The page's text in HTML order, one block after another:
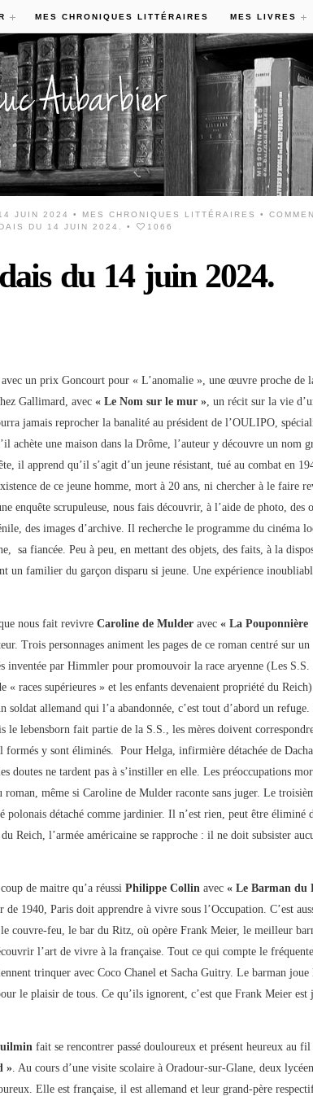
MES CHRONIQUES LITTÉRAIRES MES LIVRES
JUIN 2024 • MES CHRONIQUES LITTÉRAIRES •
DU 14 JUIN 2024. • 1066
du 14 juin 2024.
avec un prix Goncourt pour « L’anomalie », une œuvre proche de
Gallimard, avec« Le Nom sur le mur », un récit sur la vie
jamais reprocher la banalité au président de l’OULIPO,
achète une maison dans la Drôme, l’auteur y découvre un nom
il apprend qu’il s’agit d’un jeune résistant, tué au combat en
de ce jeune homme, mort à 20 ans, ni chercher à le faire
enquête scrupuleuse, nous fais découvrir, à l’aide de photo, des
des images d’archive. Il recherche le programme du cinéma
sa fiancée. Peu à peu, en mettant des objets, des faits, à la
un familier du garçon disparu si jeune. Une expérience
que nous fait revivreCaroline de Mulder avec« La Pouponnière
Trois personnages animent les pages de ce roman centré sur un
inventée par Himmler pour promouvoir la race aryenne (Les S.S.
« races supérieures » et les enfants devenaient propriété du
soldat allemand qui l’a abandonnée, c’est tout d’abord un refuge.
le lebensborn fait partie de la S.S., les mères doivent
formés y sont éliminés. Pour Helga, infirmière détachée de
doutes ne tardent pas à s’instiller en elle. Les préoccupations
roman, même si Caroline de Mulder raconte sans juger. Le
polonais détaché comme jardinier. Il n’est rien, peut être éliminé
Reich, l’armée américaine se rapproche : il ne doit subsister
de maitre qu’a réussiPhilippe Collin avec« Le Barman du
1940, Paris doit apprendre à vivre sous l’Occupation. C’est
couvre-feu, le bar du Ritz, où opère Frank Meier, le meilleur
l’art de vivre à la française. Tout ce qui compte le
trinquer avec Coco Chanel et Sacha Guitry. Le barman joue
le plaisir de tous. Ce qu’ils ignorent, c’est que Frank Meier est
fait se rencontrer passé douloureux et présent heureux au fil
». Au cours d’une visite scolaire à Oradour-sur-Glane, deux
Elle est française, il est allemand et leur grand-père